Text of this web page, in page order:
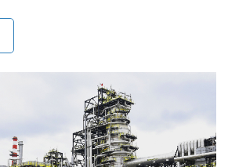
rPET levha ve gıda ambalajı
ve katma değeri artırmayı